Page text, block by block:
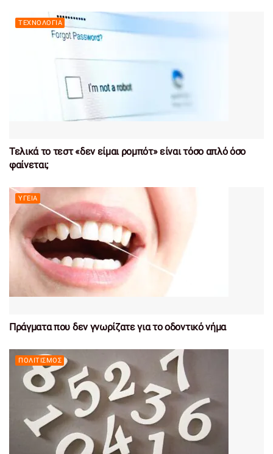
ΤΕΧΝΟΛΟΓΊΑ
Τελικά το τεστ «δεν είμαι ρομπότ» είναι τόσο απλό όσο
φαίνεται;
ΥΓΕΊΑ
Πράγματα που δεν γνωρίζατε για το οδοντικό νήμα
ΠΟΛΙΤΙΣΜΌΣ